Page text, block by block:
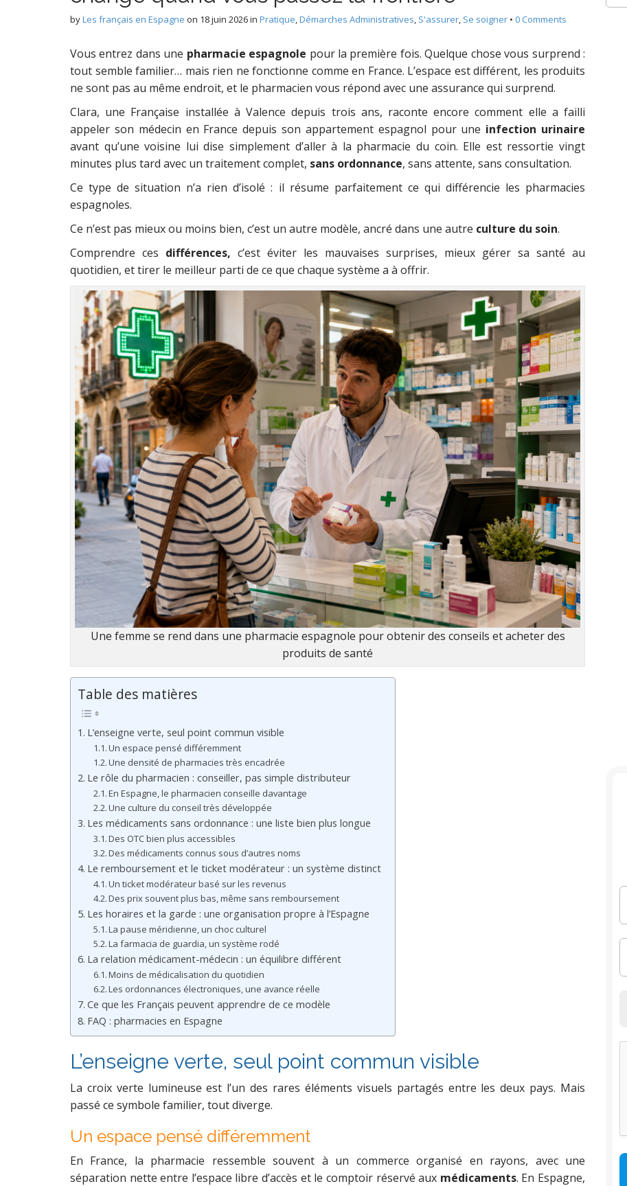
byLes français en Espagne on 18 juin 2026in Pratique,Démarches Administratives, S'assurer, Se soigner • 0 Comments
Vous entrez dans une pharmacie espagnole pour la première fois. Quelque chose vous surprend :
tout semble familier… mais rien ne fonctionne comme en France. L’espace est différent, les produits
ne sont pas au même endroit, et le pharmacien vous répond avec une assurance qui surprend.
Clara, une Française installée à Valence depuis trois ans, raconte encore comment elle a failli
appeler son médecin en France depuis son appartement espagnol pour une infection urinaire
avant qu’une voisine lui dise simplement d’aller à la pharmacie du coin. Elle est ressortie vingt
minutes plus tard avec un traitement complet, sans ordonnance, sans attente, sans consultation.
Ce type de situation n’a rien d’isolé : il résume parfaitement ce qui différencie les pharmacies
espagnoles.
Ce n’est pas mieux ou moins bien, c’est un autre modèle, ancré dans une autre culture du soin.
Comprendre ces différences, c’est éviter les mauvaises surprises, mieux gérer sa santé au
quotidien, et tirer le meilleur parti de ce que chaque système a à offrir.
Une femme se rend dans une pharmacie espagnole pour obtenir des conseils et acheter des
produits de santé
Table des matières
L’enseigne verte, seul point commun visible
Un espace pensé différemment
Une densité de pharmacies très encadrée
Le rôle du pharmacien : conseiller, pas simple distributeur
En Espagne, le pharmacien conseille davantage
Une culture du conseil très développée
Les médicaments sans ordonnance : une liste bien plus longue
Des OTC bien plus accessibles
Des médicaments connus sous d’autres noms
Le remboursement et le ticket modérateur : un système distinct
Un ticket modérateur basé sur les revenus
Des prix souvent plus bas, même sans remboursement
Les horaires et la garde : une organisation propre à l’Espagne
La pause méridienne, un choc culturel
La farmacia de guardia, un système rodé
La relation médicament-médecin : un équilibre différent
Moins de médicalisation du quotidien
Les ordonnances électroniques, une avance réelle
Ce que les Français peuvent apprendre de ce modèle
FAQ : pharmacies en Espagne
L’enseigne verte, seul point commun visible
La croix verte lumineuse est l’un des rares éléments visuels partagés entre les deux pays. Mais
passé ce symbole familier, tout diverge.
Un espace pensé différemment
En France, la pharmacie ressemble souvent à un commerce organisé en rayons, avec une
séparation nette entre l’espace libre d’accès et le comptoir réservé aux médicaments. En Espagne,